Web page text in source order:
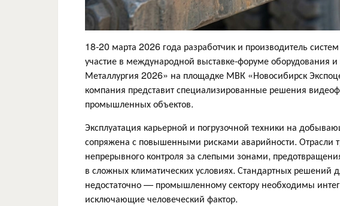
18-20 марта 2026 года разработчик и производитель
участие в международной выставке-форуме оборудования
Металлургия 2026» на площадке МВК «Новосибирск
компания представит специализированные решения
промышленных объектов.
Эксплуатация карьерной и погрузочной техники на
сопряжена с повышенными рисками аварийности. Отрасли
непрерывного контроля за слепыми зонами,
в сложных климатических условиях. Стандартных решений
недостаточно — промышленному сектору необходимы
исключающие человеческий фактор.